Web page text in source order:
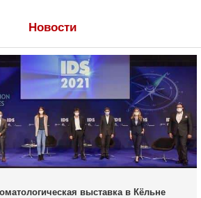
Новости
выставка в Кёльне